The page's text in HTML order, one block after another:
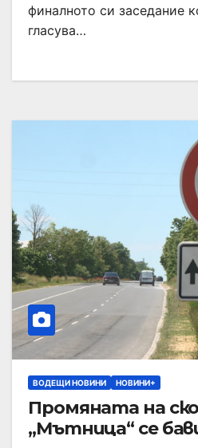
финалното си заседание
гласува…
ВОДЕЩИ НОВИНИ НОВИНИ+
Промяната на
„Мътница“ се